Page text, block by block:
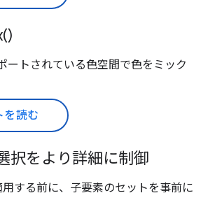
ートされている色空間で色をミック
を読む
択をより詳細に制御
する前に、子要素のセットを事前に